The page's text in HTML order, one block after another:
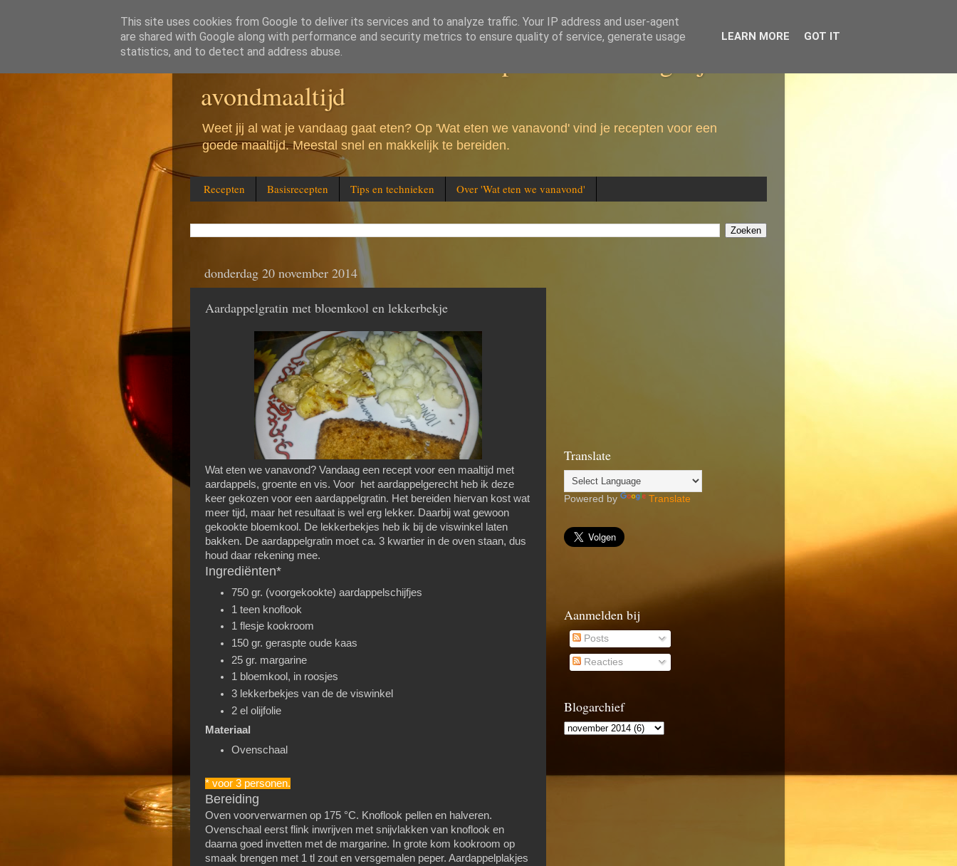
Wat eten we vanavond - Recepten voor de dagelijkse
avondmaaltijd
Weet jij al wat je vandaag gaat eten? Op 'Wat eten we vanavond' vind je recepten voor een
goede maaltijd. Meestal snel en makkelijk te bereiden.
Recepten Basisrecepten Tips en technieken Over 'Wat eten we vanavond'
donderdag 20 november 2014
Aardappelgratin met bloemkool en lekkerbekje
Wat eten we vanavond? Vandaag een recept voor een maaltijd met
aardappels, groente en vis. Voor het aardappelgerecht heb ik deze
keer gekozen voor een aardappelgratin. Het bereiden hiervan kost wat
meer tijd, maar het resultaat is wel erg lekker. Daarbij wat gewoon
gekookte bloemkool. De lekkerbekjes heb ik bij de viswinkel laten
bakken. De aardappelgratin moet ca. 3 kwartier in de oven staan, dus
houd daar rekening mee.
Ingrediënten*
750 gr. (voorgekookte) aardappelschijfjes
1 teen knoflook
1 flesje kookroom
150 gr. geraspte oude kaas
25 gr. margarine
1 bloemkool, in roosjes
3 lekkerbekjes van de de viswinkel
2 el olijfolie
Materiaal
Ovenschaal
* voor 3 personen.
Bereiding
Oven voorverwarmen op 175 °C. Knoflook pellen en halveren.
Ovenschaal eerst flink inwrijven met snijvlakken van knoflook en
daarna goed invetten met de margarine. In grote kom kookroom op
smaak brengen met 1 tl zout en versgemalen peper. Aardappelplakjes
Translate
Powered by Translate
Aanmelden bij
Posts
Reacties
Blogarchief
This site uses cookies from Google to deliver its services and to analyze traffic. Your IP address and user-agent
are shared with Google along with performance and security metrics to ensure quality of service, generate usage
statistics, and to detect and address abuse.
LEARN MORE GOT IT